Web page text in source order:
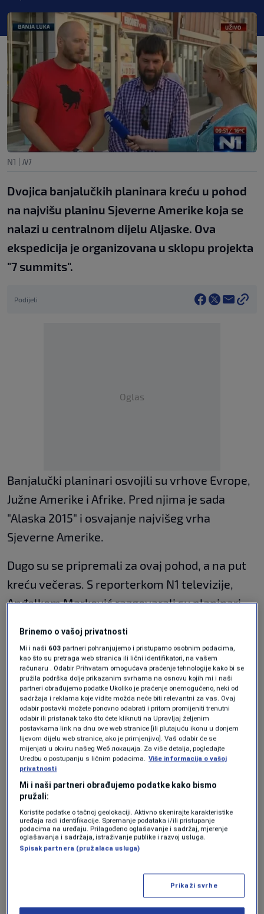
N1 | N1
Dvojica banjalučkih planinara kreću u pohod
na najvišu planinu Sjeverne Amerike koja se
nalazi u centralnom dijelu Aljaske. Ova
ekspedicija je organizovana u sklopu projekta
"7 summits".
Podijeli
Oglas
Banjalučki planinari osvojili su vrhove Evrope,
Južne Amerike i Afrike. Pred njima je sada
"Alaska 2015" i osvajanje najvišeg vrha
Sjeverne Amerike.
Dugo su se pripremali za ovaj pohod, a na put
kreću večeras. S reporterkom N1 televizije,
Anđelkom Marković razgovarali su planinari
Godinama se pripremamo za ovo. Potrebno
je blizu 15.000 KM po osobi za sve troškove
putovanja, hranu i put", rekao je Bundalo.
Otkrili su da planiraju pohod i na najviši vrh
Australije i vrh svijeta Mont Everest.
U klubu je veliki priliv članova i veliki broj
ljudi se interesuje za planiranje i odlaske u
prirodu", kazao je Trivić.
Bundalo je rekao da planiranje nije skup sport.
trošiti mnogo novca na opremu, karte i put."
Planinari su se složili da je planinarstvo i strast
Brinemo o vašoj privatnosti
Mi i naši 603 partneri pohranjujemo i pristupamo osobnim podacima,
kao što su pretraga web stranica ili lični identifikatori, na vašem
računaru . Odabir Prihvatam omogućava praćenje tehnologije kako bi se
pružila podrška dolje prikazanim svrhama na osnovu kojih mi i naši
partneri obrađujemo podatke Ukoliko je praćenje onemogućeno, neki od
sadržaja i reklama koje vidite možda neće biti relevantni za vas. Ovaj
odabir postavki možete ponovno odabrati i pritom promijeniti trenutni
odabir ili pristanak tako što ćete kliknuti na Upravljaj željenim
postavkama link na dnu ove web stranice [ili plutajuću ikonu u donjem
lijevom dijelu web stranice, ako je primjenjivo]. Vaš odabir će se
mijenjati u okviru našeg Wеб локација. Za više detalja, pogledajte
Uredbu o postupanju s ličnim podacima. Više informacija o vašoj
privatnosti
Mi i naši partneri obrađujemo podatke kako bismo
pružali:
Koristite podatke o tačnoj geolokaciji. Aktivno skenirajte karakteristike
uređaja radi identifikacije. Spremanje podataka i/ili pristupanje
podacima na uređaju. Prilagođeno oglašavanje i sadržaj, mjerenje
oglašavanja i sadržaja, istraživanje publike i razvoj usluga.
Spisak partnera (pružalaca usluga)
Prikaži svrhe